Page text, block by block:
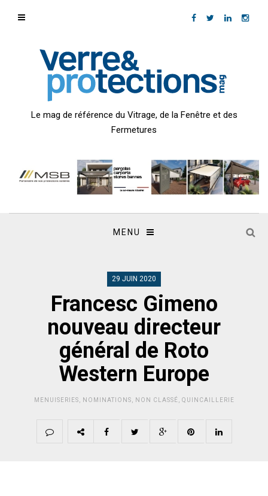
Le mag de référence du Vitrage, de la Fenêtre et des
Fermetures
MENU
29 JUIN 2020
Francesc Gimeno
nouveau directeur
général de Roto
Western Europe
MENUISERIES NOMINATIONS NON CLASSÉ QUINCAILLERIE